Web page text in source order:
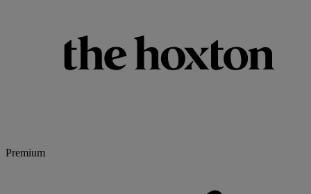
Premium